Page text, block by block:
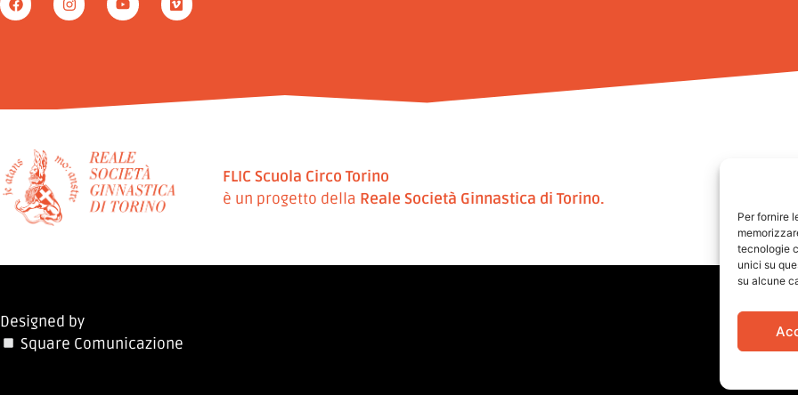
Per fornire
tecnologie
unici su
su alcune
FLIC Scuola Circo Torino
è un progetto della Reale Società Ginnastica di Torino.
Designed by
Square Comunicazione